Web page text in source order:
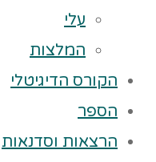
עלי
המלצות
הקורס הדיגיטלי
הספר
הרצאות וסדנאות